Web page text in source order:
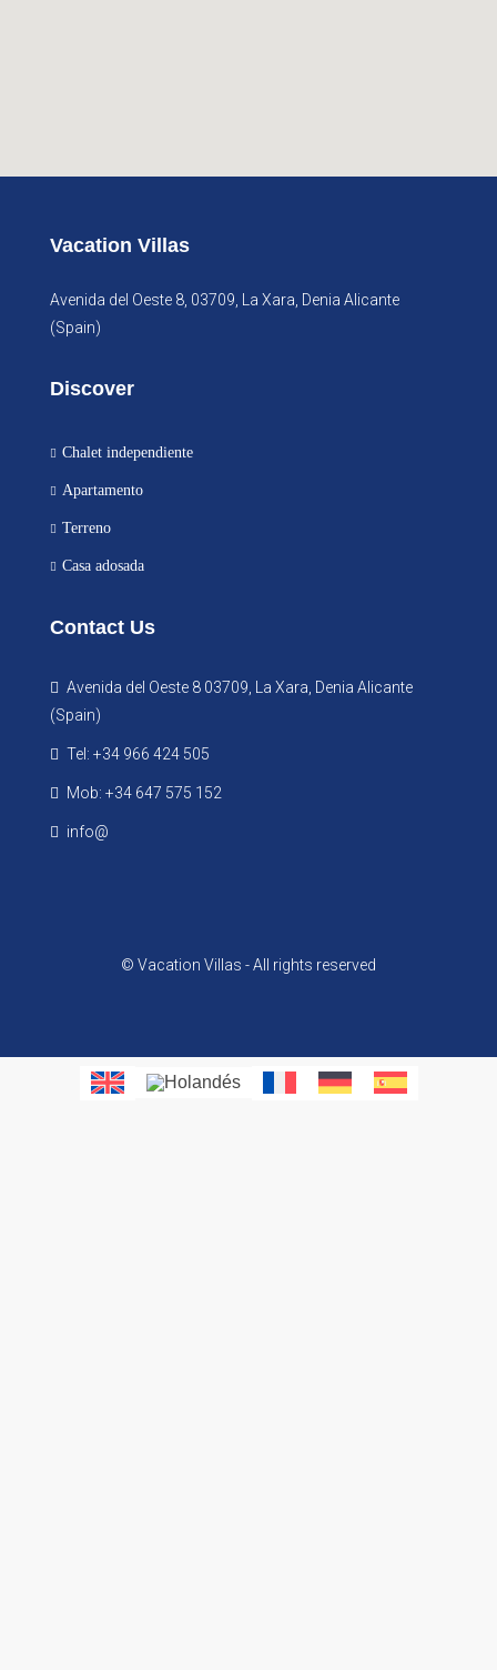
Vacation Villas
Avenida del Oeste 8, 03709, La Xara, Denia Alicante
(Spain)
Discover
Chalet independiente
Apartamento
Terreno
Casa adosada
Contact Us
Avenida del Oeste 8 03709, La Xara, Denia Alicante
(Spain)
Tel: +34 966 424 505
Mob: +34 647 575 152
info@
© Vacation Villas - All rights reserved